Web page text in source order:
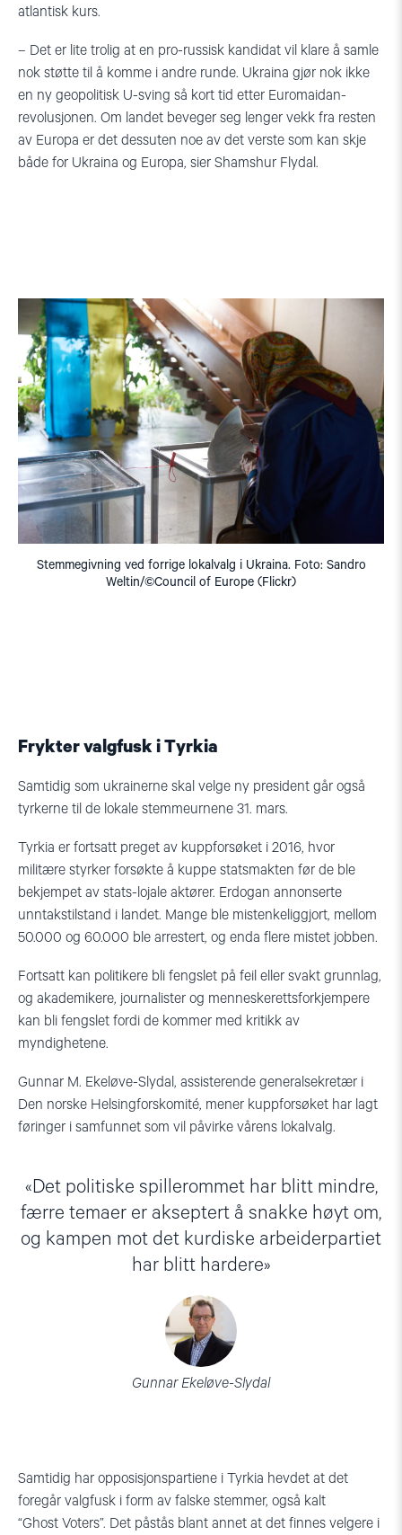
atlantisk kurs.
– Det er lite trolig at en pro-russisk kandidat vil klare å samle
nok støtte til å komme i andre runde. Ukraina gjør nok ikke
en ny geopolitisk U-sving så kort tid etter Euromaidan-
revolusjonen. Om landet beveger seg lenger vekk fra resten
av Europa er det dessuten noe av det verste som kan skje
både for Ukraina og Europa, sier Shamshur Flydal.
Stemmegivning ved forrige lokalvalg i Ukraina. Foto: Sandro
Weltin/©Council of Europe (Flickr)
Frykter valgfusk i Tyrkia
Samtidig som ukrainerne skal velge ny president går også
tyrkerne til de lokale stemmeurnene 31. mars.
Tyrkia er fortsatt preget av kuppforsøket i 2016, hvor
militære styrker forsøkte å kuppe statsmakten før de ble
bekjempet av stats-lojale aktører. Erdogan annonserte
unntakstilstand i landet. Mange ble mistenkeliggjort, mellom
50.000 og 60.000 ble arrestert, og enda flere mistet jobben.
Fortsatt kan politikere bli fengslet på feil eller svakt grunnlag,
og akademikere, journalister og menneskerettsforkjempere
kan bli fengslet fordi de kommer med kritikk av
myndighetene.
Gunnar M. Ekeløve-Slydal, assisterende generalsekretær i
Den norske Helsingforskomité, mener kuppforsøket har lagt
føringer i samfunnet som vil påvirke vårens lokalvalg.
Det politiske spillerommet har blitt mindre,
færre temaer er akseptert å snakke høyt om,
og kampen mot det kurdiske arbeiderpartiet
har blitt hardere
Gunnar Ekeløve-Slydal
Samtidig har opposisjonspartiene i Tyrkia hevdet at det
foregår valgfusk i form av falske stemmer, også kalt
“Ghost Voters”. Det påstås blant annet at det finnes velgere i